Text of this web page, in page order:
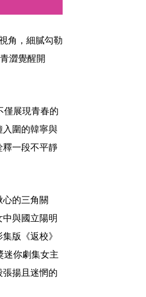
角，細膩勾勒
澀覺醒開
僅展現青春的
圍的韓寧與
一段不平靜
的三角關
與國立陽明
版《返校》
迷你劇集女主
揚且迷惘的